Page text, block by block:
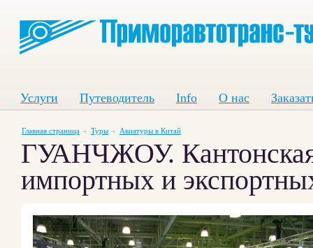
Услуги Путеводитель Info О нас
Главная страница Туры Авиатуры в Китай
ГУАНЧЖОУ. Кантонская
импортных и